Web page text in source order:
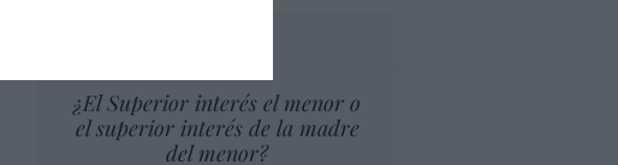
¿El Superior interés el menor o
el superior interés de la madre
del menor?